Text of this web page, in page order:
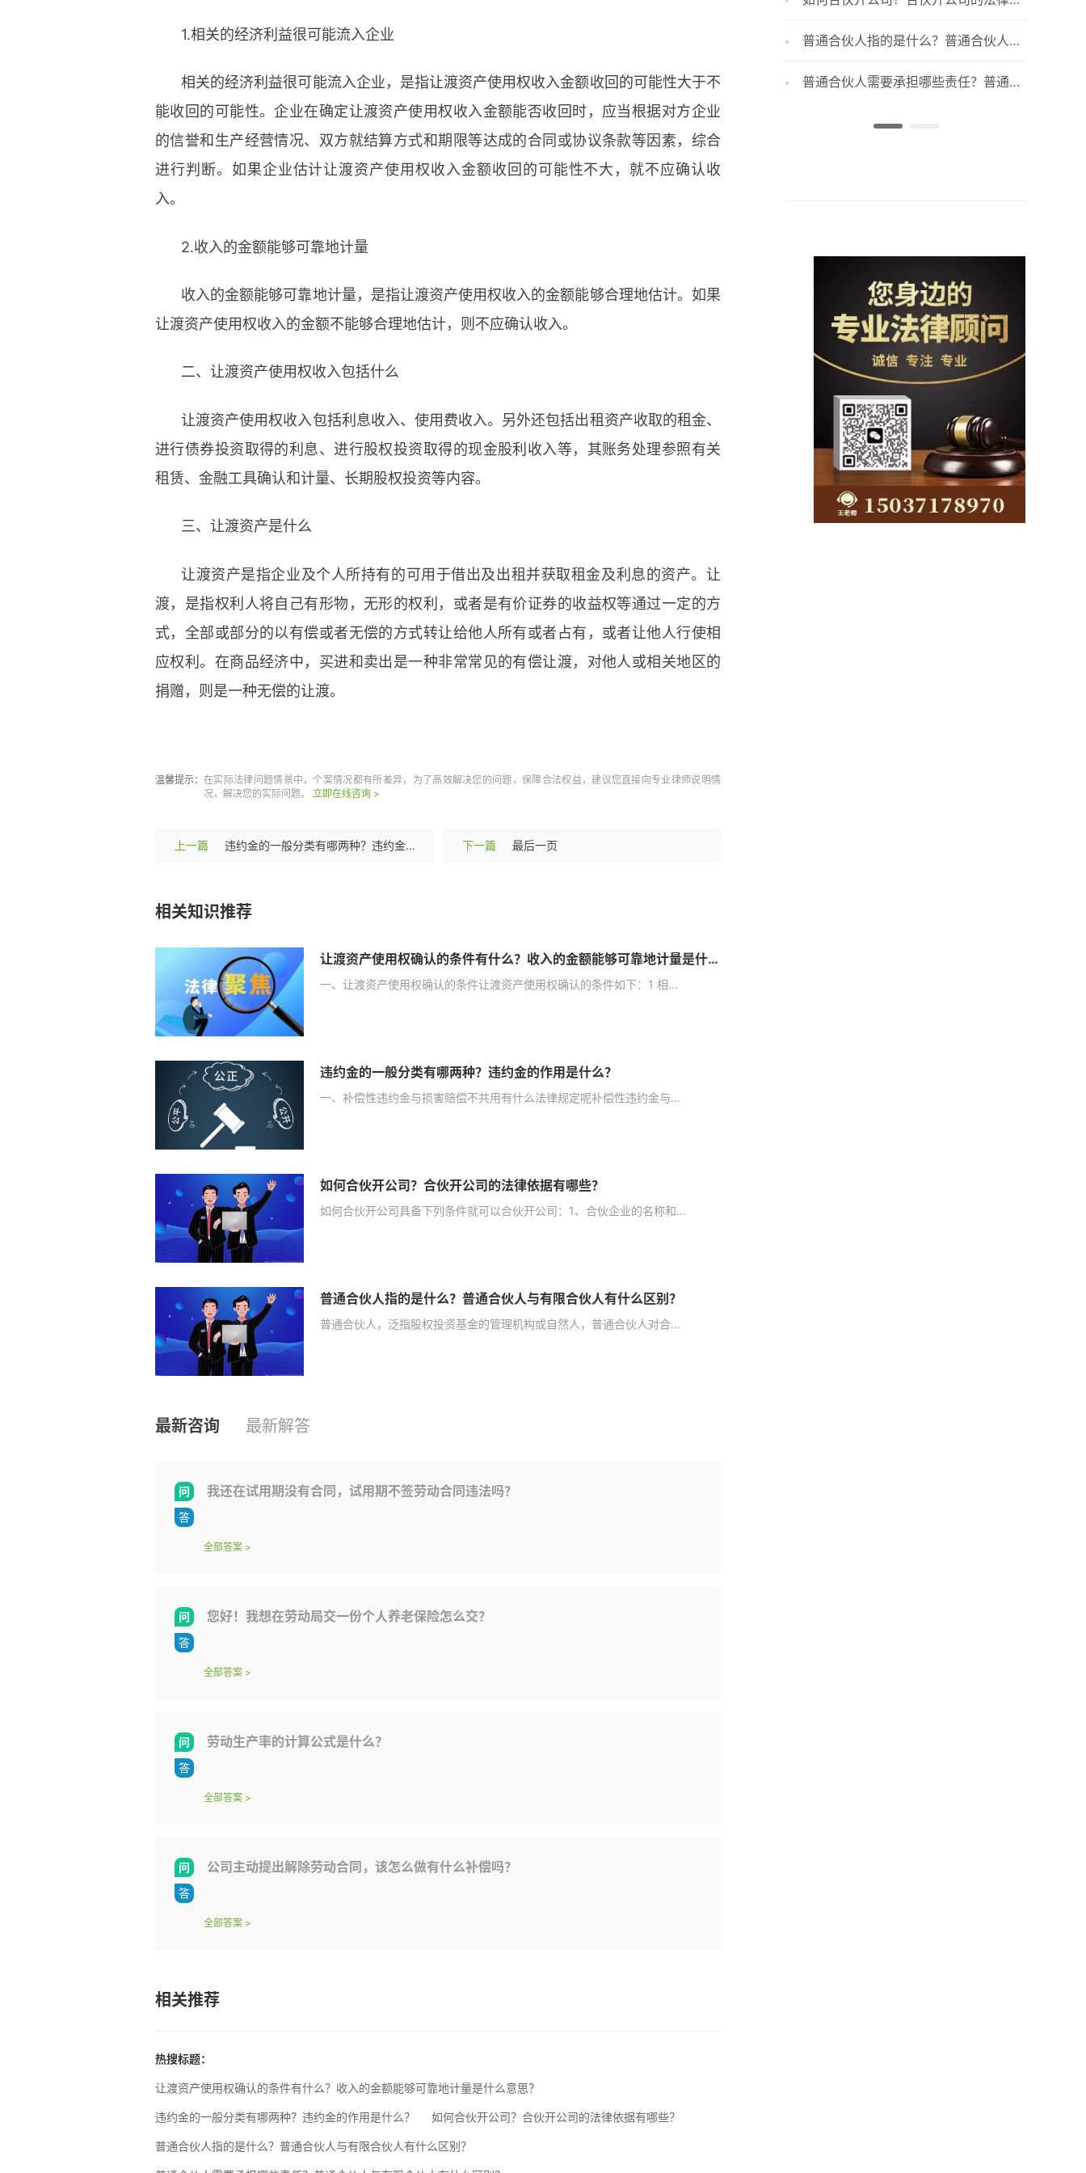
1.相关的经济利益很可能流入企业
相关的经济利益很可能流入企业，是指让渡资产使用权收入金额收回的可能性大于不
能收回的可能性。企业在确定让渡资产使用权收入金额能否收回时，应当根据对方企业
的信誉和生产经营情况、双方就结算方式和期限等达成的合同或协议条款等因素，综合
进行判断。如果企业估计让渡资产使用权收入金额收回的可能性不大，就不应确认收
入。
2.收入的金额能够可靠地计量
收入的金额能够可靠地计量，是指让渡资产使用权收入的金额能够合理地估计。如果
让渡资产使用权收入的金额不能够合理地估计，则不应确认收入。
二、让渡资产使用权收入包括什么
让渡资产使用权收入包括利息收入、使用费收入。另外还包括出租资产收取的租金、
进行债券投资取得的利息、进行股权投资取得的现金股利收入等，其账务处理参照有关
租赁、金融工具确认和计量、长期股权投资等内容。
三、让渡资产是什么
让渡资产是指企业及个人所持有的可用于借出及出租并获取租金及利息的资产。让
渡，是指权利人将自己有形物，无形的权利，或者是有价证券的收益权等通过一定的方
式，全部或部分的以有偿或者无偿的方式转让给他人所有或者占有，或者让他人行使相
应权利。在商品经济中，买进和卖出是一种非常常见的有偿让渡，对他人或相关地区的
捐赠，则是一种无偿的让渡。
温馨提示： 在实际法律问题情景中，个案情况都有所差异，为了高效解决您的问题，保障合法权益，建议您直接向专业律师说明情
况，解决您的实际问题。 立即在线咨询 >
上一篇 违约金的一般分类有哪两种？违约金的作用是什么？ 下一篇 最后一页
相关知识推荐
让渡资产使用权确认的条件有什么？收入的金额能够可靠地计量是什么意思？
一、让渡资产使用权确认的条件让渡资产使用权确认的条件如下：1 相...
违约金的一般分类有哪两种？违约金的作用是什么？
一、补偿性违约金与损害赔偿不共用有什么法律规定呢补偿性违约金与...
如何合伙开公司？合伙开公司的法律依据有哪些？
如何合伙开公司具备下列条件就可以合伙开公司：1、合伙企业的名称和...
普通合伙人指的是什么？普通合伙人与有限合伙人有什么区别？
普通合伙人，泛指股权投资基金的管理机构或自然人，普通合伙人对合...
最新咨询 最新解答
我还在试用期没有合同，试用期不签劳动合同违法吗？
全部答案 >
您好！我想在劳动局交一份个人养老保险怎么交？
全部答案 >
劳动生产率的计算公式是什么？
全部答案 >
公司主动提出解除劳动合同，该怎么做有什么补偿吗？
全部答案 >
相关推荐
热搜标题：
让渡资产使用权确认的条件有什么？收入的金额能够可靠地计量是什么意思？
违约金的一般分类有哪两种？违约金的作用是什么？ 如何合伙开公司？合伙开公司的法律依据有哪些？
普通合伙人指的是什么？普通合伙人与有限合伙人有什么区别？
据有哪些？
普通合伙人指的是什么？普通合伙人与
有限合伙人有什么区别？
普通合伙人需要承担哪些责任？普通合
伙人与有限合伙人有什么区别？